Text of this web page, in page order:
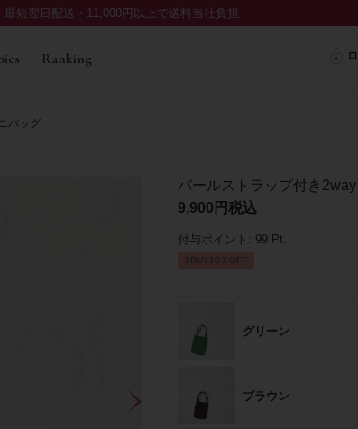
最短翌日配送・11,000円以上で送料当社負担
Ranking
バッグ
パールストラップ付き
9,900
税込
付与ポイント: 99 Pt.
2BUY10％OFF
グリーン
ブラウン